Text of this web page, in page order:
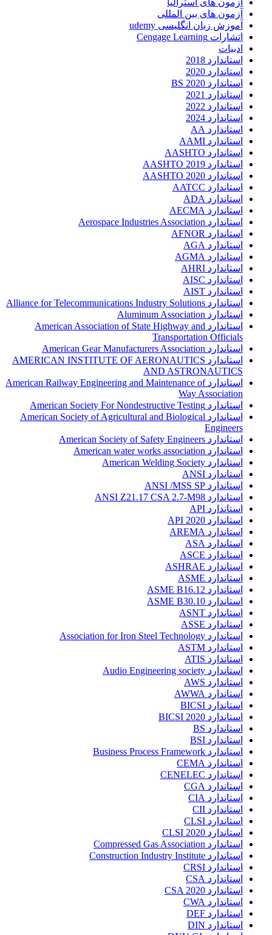
آزمون های بین المللی
آموزش زبان انگلیسی udemy
اتشارات Cengage Learning
ادبیات
استاندارد 2018
استاندارد 2020
استاندارد 2020 BS
استاندارد 2021
استاندارد 2022
استاندارد 2024
استاندارد AA
استاندارد AAMI
استاندارد AASHTO
استاندارد AASHTO 2019
استاندارد AASHTO 2020
استاندارد AATCC
استاندارد ADA
استاندارد AECMA
استاندارد Aerospace Industries Association
استاندارد AFNOR
استاندارد AGA
استاندارد AGMA
استاندارد AHRI
استاندارد AISC
استاندارد AIST
استاندارد Alliance for Telecommunications Industry Solutions
استاندارد Aluminum Association
استاندارد American Association of State Highway and
Transportation Officials
استاندارد American Gear Manufacturers Association
استاندارد AMERICAN INSTITUTE OF AERONAUTICS
AND ASTRONAUTICS
استاندارد American Railway Engineering and Maintenance of
Way Association
استاندارد American Society For Nondestructive Testing
استاندارد American Society of Agricultural and Biological
Engineers
استاندارد American Society of Safety Engineers
استاندارد American water works association
استاندارد American Welding Society
استاندارد ANSI
استاندارد ANSI /MSS SP
استاندارد ANSI Z21.17 CSA 2.7-M98
استاندارد API
استاندارد API 2020
استاندارد AREMA
استاندارد ASA
استاندارد ASCE
استاندارد ASHRAE
استاندارد ASME
استاندارد ASME B16.12
استاندارد ASME B30.10
استاندارد ASNT
استاندارد ASSE
استاندارد Association for Iron Steel Technology
استاندارد ASTM
استاندارد ATIS
استاندارد Audio Engineering society
استاندارد AWS
استاندارد AWWA
استاندارد BICSI
استاندارد BICSI 2020
استاندارد BS
استاندارد BSI
استاندارد Business Process Framework
استاندارد CEMA
استاندارد CENELEC
استاندارد CGA
استاندارد CIA
استاندارد CII
استاندارد CLSI
استاندارد CLSI 2020
استاندارد Compressed Gas Association
استاندارد Construction Industry Institute
استاندارد CRSI
استاندارد CSA
استاندارد CSA 2020
استاندارد CWA
استاندارد DEF
استاندارد DIN